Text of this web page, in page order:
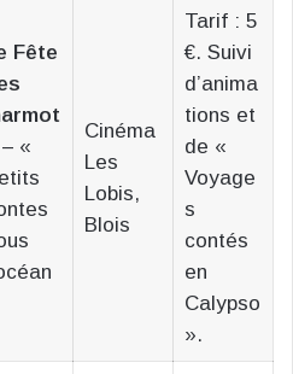
Fête
– «
Cinéma
Les
Lobis,
Blois
Tarif : 5
€. Suivi
d’anima
tions et
de «
Voyage
s
contés
en
Calypso
».